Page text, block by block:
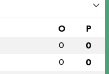
O P
0 0
0 0